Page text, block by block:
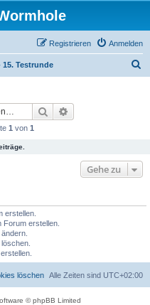
Anmelden
Registrieren
15. Testrunde
Suche
1 von 1
Gehe zu
erstellen.
erstellen.
ändern.
löschen.
Alle Zeiten sind UTC+02:00
löschen
© phpBB Limited